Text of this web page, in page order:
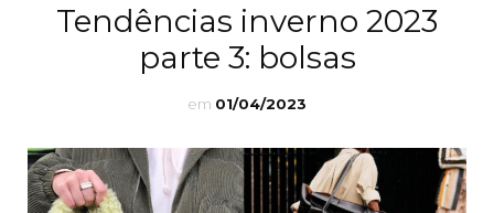
Tendências inverno 2023
parte 3: bolsas
em 01/04/2023